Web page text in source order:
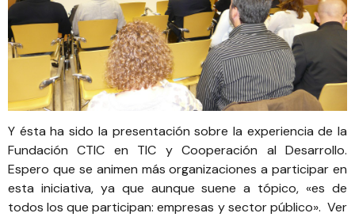
Y ésta ha sido la presentación sobre la experiencia de la
Fundación CTIC en TIC y Cooperación al Desarrollo.
Espero que se animen más organizaciones a participar en
esta iniciativa, ya que aunque suene a tópico, «es de
todos los que participan: empresas y sector público». Ver